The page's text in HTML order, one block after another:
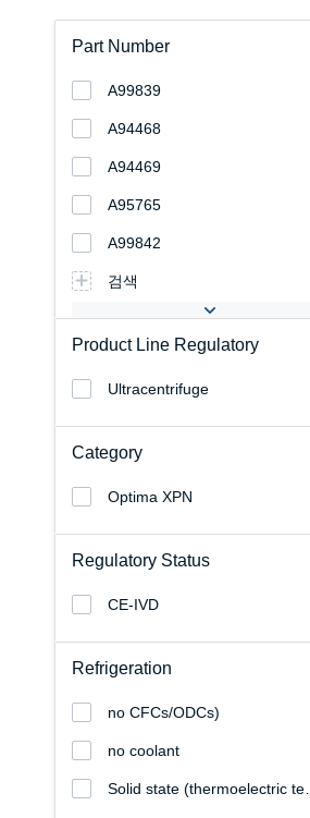
Part Number
A99839
A94468
A94469
A95765
A99842
검색
Product Line Regulatory
Ultracentrifuge
Category
Optima XPN
Regulatory Status
CE-IVD
Refrigeration
no CFCs/ODCs)
no coolant